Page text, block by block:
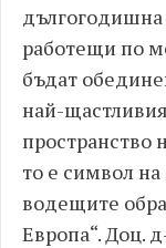
дългогодишна
работещи по
бъдат
най-
пространство
то е символ
водещите
Европа“. Доц.